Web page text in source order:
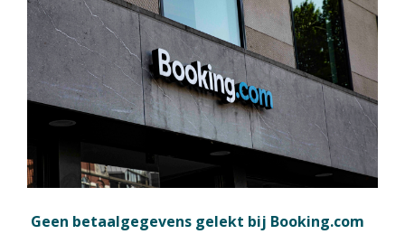
Geen betaalgegevens gelekt bij Booking.com